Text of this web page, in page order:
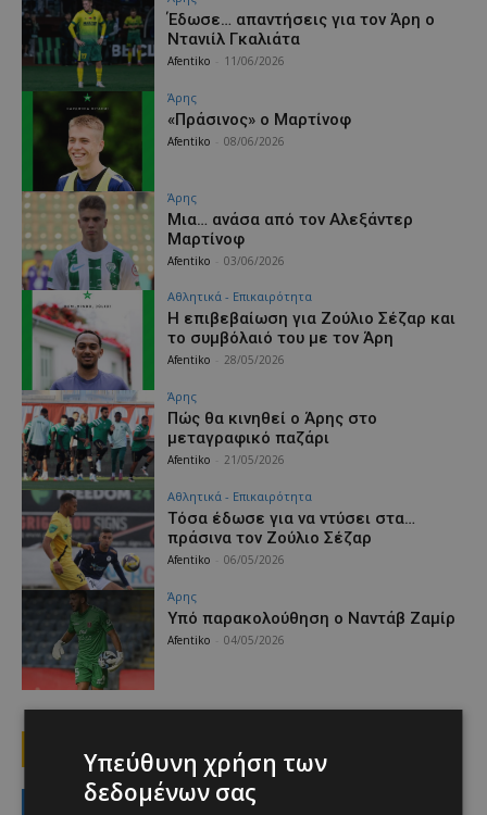
Έδωσε… απαντήσεις για τον Άρη ο
Ντανιίλ Γκαλιάτα
Afentiko 11/06/2026
Άρης
«Πράσινος» ο Μαρτίνοφ
Afentiko 08/06/2026
Άρης
Μια… ανάσα από τον Αλεξάντερ
Μαρτίνοφ
Afentiko 03/06/2026
Αθλητικά - Επικαιρότητα
Η επιβεβαίωση για Ζούλιο Σέζαρ και
το συμβόλαιό του με τον Άρη
Afentiko 28/05/2026
Άρης
Πώς θα κινηθεί ο Άρης στο
μεταγραφικό παζάρι
Afentiko 21/05/2026
Αθλητικά - Επικαιρότητα
Τόσα έδωσε για να ντύσει στα…
πράσινα τον Ζούλιο Σέζαρ
Afentiko 06/05/2026
Άρης
Υπό παρακολούθηση ο Ναντάβ Ζαμίρ
Afentiko 04/05/2026
3
MUST READ
Υπεύθυνη χρήση των
δεδομένων σας